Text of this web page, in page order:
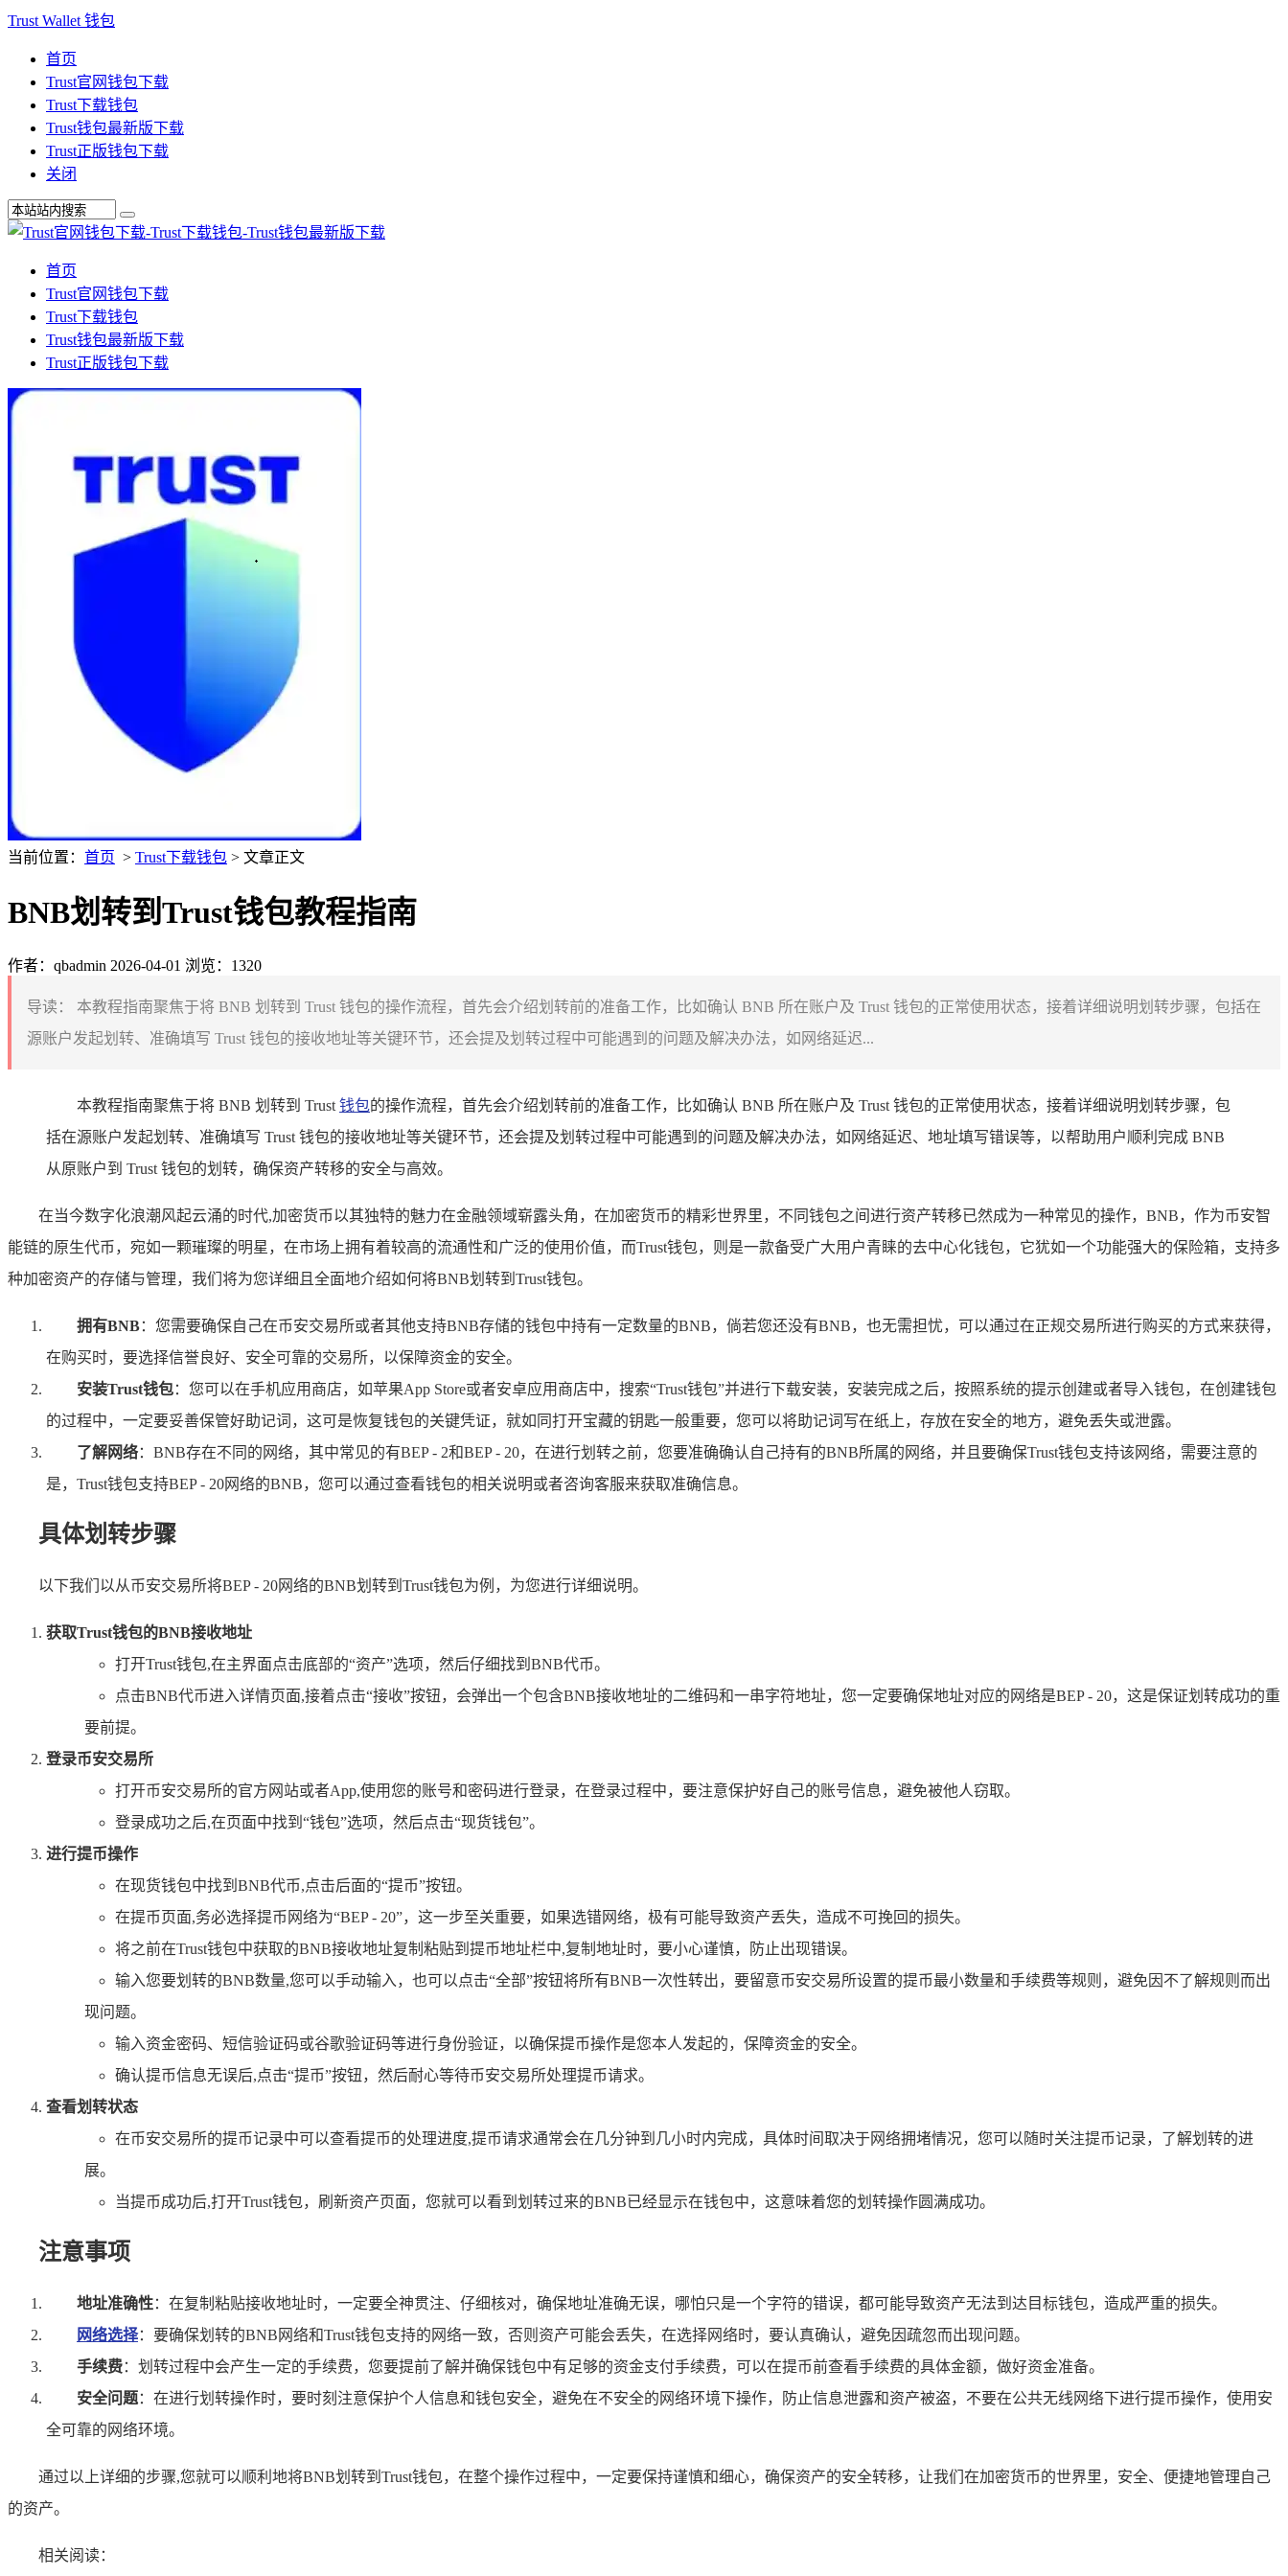
Trust Wallet 钱包
首页
Trust官网钱包下载
Trust下载钱包
Trust钱包最新版下载
Trust正版钱包下载
关闭
首页
Trust官网钱包下载
Trust下载钱包
Trust钱包最新版下载
Trust正版钱包下载
当前位置： 首页 > Trust下载钱包 > 文章正文
BNB划转到Trust钱包教程指南
作者：qbadmin 2026-04-01 浏览：1320
导读：
本教程指南聚焦于将 BNB 划转到 Trust 钱包的操作流程，首先会介绍划转前的准备工作，比如确认 BNB 所在账户及 Trust 钱包的正常使用状态，接着详细说明划转步骤，包括在
源账户发起划转、准确填写 Trust 钱包的接收地址等关键环节，还会提及划转过程中可能遇到的问题及解决办法，如网络延迟...
本教程指南聚焦于将 BNB 划转到 Trust 钱包的操作流程，首先会介绍划转前的准备工作，比如确认 BNB 所在账户及 Trust 钱包的正常使用状态，接着详细说明划转步骤，包
括在源账户发起划转、准确填写 Trust 钱包的接收地址等关键环节，还会提及划转过程中可能遇到的问题及解决办法，如网络延迟、地址填写错误等，以帮助用户顺利完成 BNB
从原账户到 Trust 钱包的划转，确保资产转移的安全与高效。
在当今数字化浪潮风起云涌的时代,加密货币以其独特的魅力在金融领域崭露头角，在加密货币的精彩世界里，不同钱包之间进行资产转移已然成为一种常见的操作，BNB，作为币安智
能链的原生代币，宛如一颗璀璨的明星，在市场上拥有着较高的流通性和广泛的使用价值，而Trust钱包，则是一款备受广大用户青睐的去中心化钱包，它犹如一个功能强大的保险箱，支持多
种加密资产的存储与管理，我们将为您详细且全面地介绍如何将BNB划转到Trust钱包。
拥有BNB：您需要确保自己在币安交易所或者其他支持BNB存储的钱包中持有一定数量的BNB，倘若您还没有BNB，也无需担忧，可以通过在正规交易所进行购买的方式来获得，
在购买时，要选择信誉良好、安全可靠的交易所，以保障资金的安全。
安装Trust钱包：您可以在手机应用商店，如苹果App Store或者安卓应用商店中，搜索“Trust钱包”并进行下载安装，安装完成之后，按照系统的提示创建或者导入钱包，在创建钱包
的过程中，一定要妥善保管好助记词，这可是恢复钱包的关键凭证，就如同打开宝藏的钥匙一般重要，您可以将助记词写在纸上，存放在安全的地方，避免丢失或泄露。
了解网络：BNB存在不同的网络，其中常见的有BEP - 2和BEP - 20，在进行划转之前，您要准确确认自己持有的BNB所属的网络，并且要确保Trust钱包支持该网络，需要注意的
是，Trust钱包支持BEP - 20网络的BNB，您可以通过查看钱包的相关说明或者咨询客服来获取准确信息。
具体划转步骤
以下我们以从币安交易所将BEP - 20网络的BNB划转到Trust钱包为例，为您进行详细说明。
获取Trust钱包的BNB接收地址
打开Trust钱包,在主界面点击底部的“资产”选项，然后仔细找到BNB代币。
点击BNB代币进入详情页面,接着点击“接收”按钮，会弹出一个包含BNB接收地址的二维码和一串字符地址，您一定要确保地址对应的网络是BEP - 20，这是保证划转成功的重
要前提。
登录币安交易所
打开币安交易所的官方网站或者App,使用您的账号和密码进行登录，在登录过程中，要注意保护好自己的账号信息，避免被他人窃取。
登录成功之后,在页面中找到“钱包”选项，然后点击“现货钱包”。
进行提币操作
在现货钱包中找到BNB代币,点击后面的“提币”按钮。
在提币页面,务必选择提币网络为“BEP - 20”，这一步至关重要，如果选错网络，极有可能导致资产丢失，造成不可挽回的损失。
将之前在Trust钱包中获取的BNB接收地址复制粘贴到提币地址栏中,复制地址时，要小心谨慎，防止出现错误。
输入您要划转的BNB数量,您可以手动输入，也可以点击“全部”按钮将所有BNB一次性转出，要留意币安交易所设置的提币最小数量和手续费等规则，避免因不了解规则而出
现问题。
输入资金密码、短信验证码或谷歌验证码等进行身份验证，以确保提币操作是您本人发起的，保障资金的安全。
确认提币信息无误后,点击“提币”按钮，然后耐心等待币安交易所处理提币请求。
查看划转状态
在币安交易所的提币记录中可以查看提币的处理进度,提币请求通常会在几分钟到几小时内完成，具体时间取决于网络拥堵情况，您可以随时关注提币记录，了解划转的进
展。
当提币成功后,打开Trust钱包，刷新资产页面，您就可以看到划转过来的BNB已经显示在钱包中，这意味着您的划转操作圆满成功。
注意事项
地址准确性：在复制粘贴接收地址时，一定要全神贯注、仔细核对，确保地址准确无误，哪怕只是一个字符的错误，都可能导致资产无法到达目标钱包，造成严重的损失。
网络选择：要确保划转的BNB网络和Trust钱包支持的网络一致，否则资产可能会丢失，在选择网络时，要认真确认，避免因疏忽而出现问题。
手续费：划转过程中会产生一定的手续费，您要提前了解并确保钱包中有足够的资金支付手续费，可以在提币前查看手续费的具体金额，做好资金准备。
安全问题：在进行划转操作时，要时刻注意保护个人信息和钱包安全，避免在不安全的网络环境下操作，防止信息泄露和资产被盗，不要在公共无线网络下进行提币操作，使用安
全可靠的网络环境。
通过以上详细的步骤,您就可以顺利地将BNB划转到Trust钱包，在整个操作过程中，一定要保持谨慎和细心，确保资产的安全转移，让我们在加密货币的世界里，安全、便捷地管理自己
的资产。
相关阅读：